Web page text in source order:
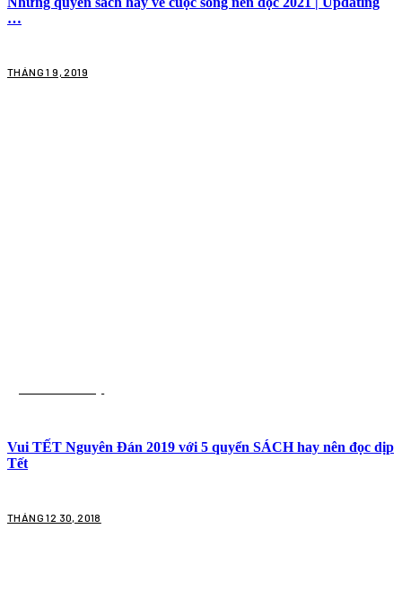
…
THÁNG 1 9, 2019
Vui TẾT Nguyên Đán 2019 với 5 quyển SÁCH hay nên đọc dịp
Tết
THÁNG 12 30, 2018